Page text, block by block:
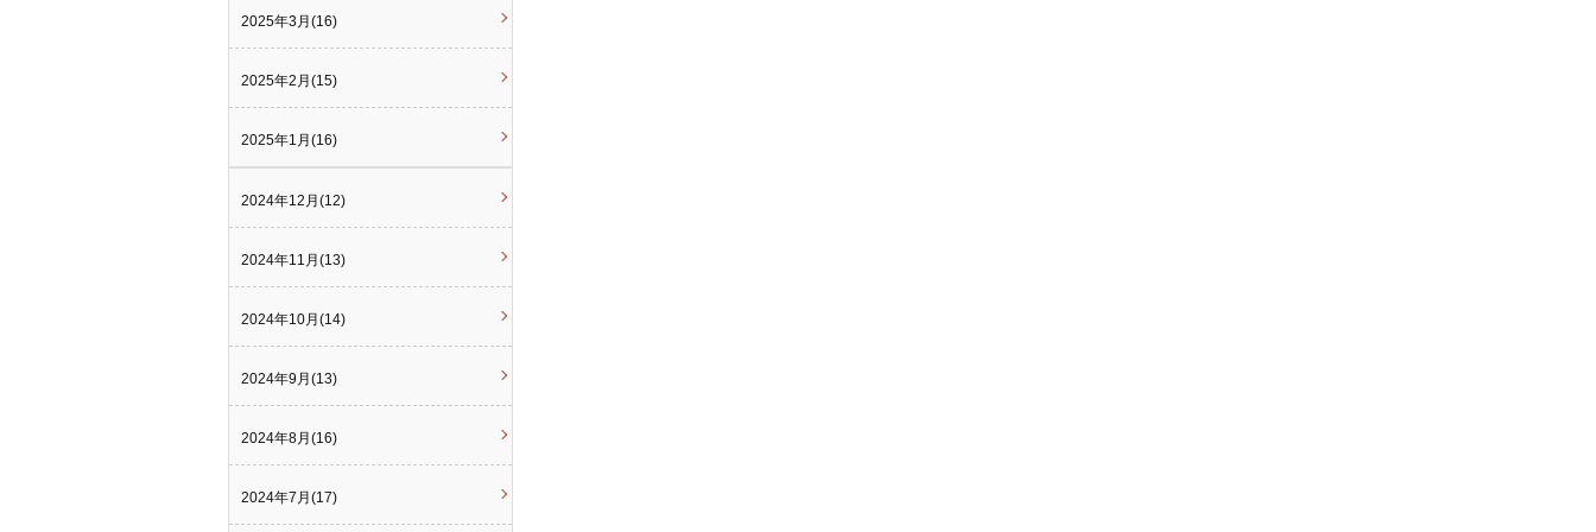
2025年3月(16)
2025年2月(15)
2025年1月(16)
2024年12月(12)
2024年11月(13)
2024年10月(14)
2024年9月(13)
2024年8月(16)
2024年7月(17)